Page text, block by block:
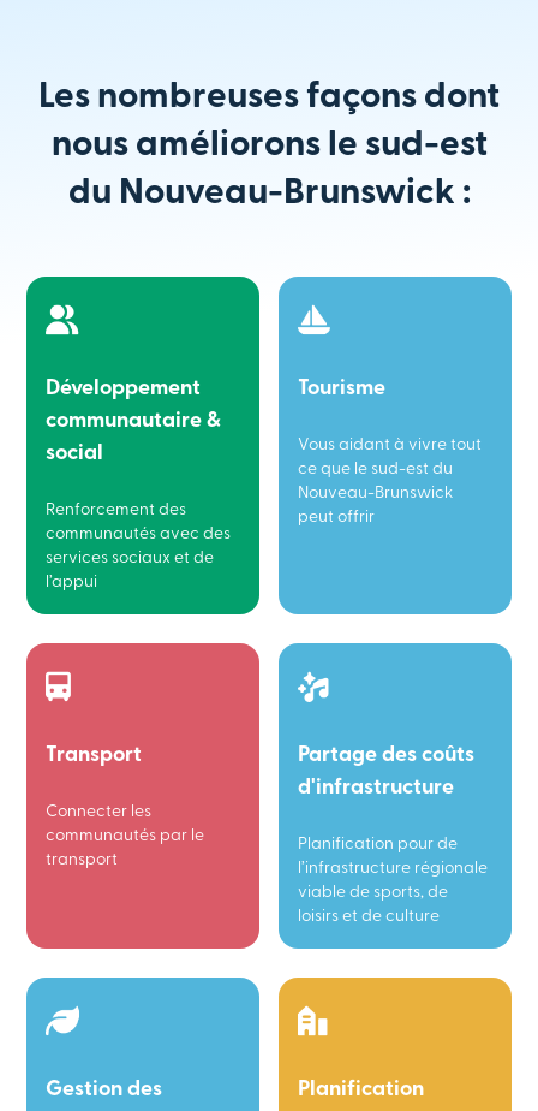
Les nombreuses façons dont
nous améliorons le sud-est
du Nouveau-Brunswick :
Développement
communautaire &
social
Renforcement des
communautés avec des
services sociaux et de
l’appui
Tourisme
Vous aidant à vivre tout
ce que le sud-est du
Nouveau-Brunswick
peut offrir
Transport
Connecter les
communautés par le
transport
Partage des coûts
d'infrastructure
Planification pour de
l’infrastructure régionale
viable de sports, de
loisirs et de culture
Gestion des
Planification